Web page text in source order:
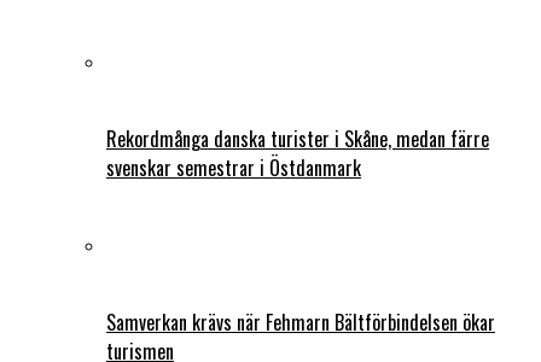
Rekordmånga danska turister i Skåne, medan färre
svenskar semestrar i Östdanmark
Samverkan krävs när Fehmarn Bältförbindelsen ökar
turismen